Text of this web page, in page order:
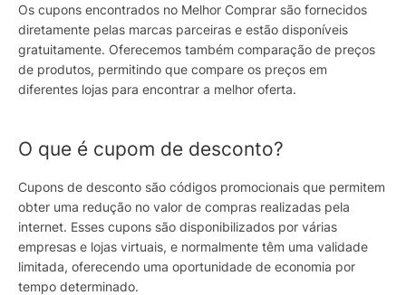
Os cupons encontrados no Melhor Comprar são fornecidos
diretamente pelas marcas parceiras e estão disponíveis
gratuitamente. Oferecemos também comparação de preços
de produtos, permitindo que compare os preços em
diferentes lojas para encontrar a melhor oferta.
O que é cupom de desconto?
Cupons de desconto são códigos promocionais que permitem
obter uma redução no valor de compras realizadas pela
internet. Esses cupons são disponibilizados por várias
empresas e lojas virtuais, e normalmente têm uma validade
limitada, oferecendo uma oportunidade de economia por
tempo determinado.